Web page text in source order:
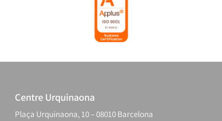
Centre Urquinaona
Plaça Urquinaona, 10 – 08010 Barcelona